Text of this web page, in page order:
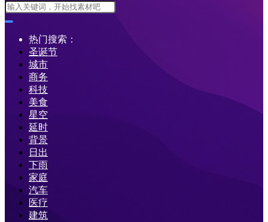
热门搜索：
圣诞节
城市
商务
科技
美食
星空
延时
背景
日出
下雨
家庭
汽车
医疗
建筑